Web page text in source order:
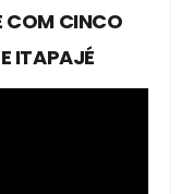
COM CINCO
ITAPAJÉ